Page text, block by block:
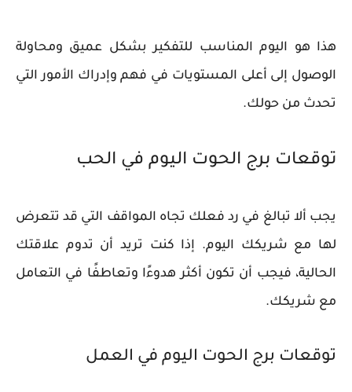
هذا هو اليوم المناسب للتفكير بشكل عميق ومحاولة
الوصول إلى أعلى المستويات في فهم وإدراك الأمور التي
تحدث من حولك.
توقعات برج الحوت اليوم في الحب
يجب ألا تبالغ في رد فعلك تجاه المواقف التي قد تتعرض
لها مع شريكك اليوم. إذا كنت تريد أن تدوم علاقتك
الحالية، فيجب أن تكون أكثر هدوءًا وتعاطفًا في التعامل
مع شريكك.
توقعات برج الحوت اليوم في العمل